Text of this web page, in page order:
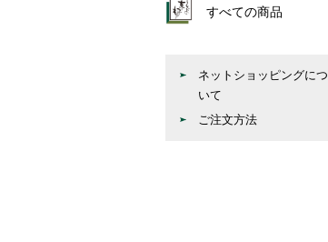
すべての商品
ネットショッピングにつ
いて
ご注文方法